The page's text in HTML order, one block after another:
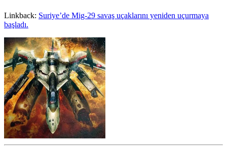
Linkback: Suriye’de Mig-29 savaş uçaklarını yeniden uçurmaya
başladı.